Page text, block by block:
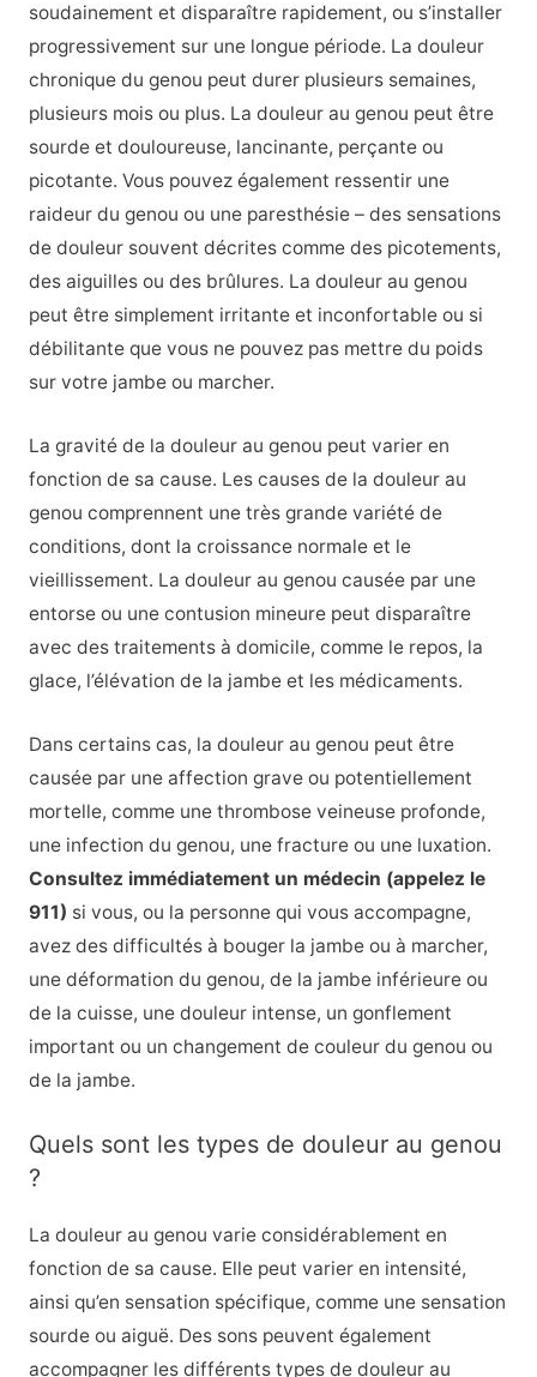
soudainement et disparaître rapidement, ou s’installer
progressivement sur une longue période. La douleur
chronique du genou peut durer plusieurs semaines,
plusieurs mois ou plus. La douleur au genou peut être
sourde et douloureuse, lancinante, perçante ou
picotante. Vous pouvez également ressentir une
raideur du genou ou une paresthésie – des sensations
de douleur souvent décrites comme des picotements,
des aiguilles ou des brûlures. La douleur au genou
peut être simplement irritante et inconfortable ou si
débilitante que vous ne pouvez pas mettre du poids
sur votre jambe ou marcher.
La gravité de la douleur au genou peut varier en
fonction de sa cause. Les causes de la douleur au
genou comprennent une très grande variété de
conditions, dont la croissance normale et le
vieillissement. La douleur au genou causée par une
entorse ou une contusion mineure peut disparaître
avec des traitements à domicile, comme le repos, la
glace, l’élévation de la jambe et les médicaments.
Dans certains cas, la douleur au genou peut être
causée par une affection grave ou potentiellement
mortelle, comme une thrombose veineuse profonde,
une infection du genou, une fracture ou une luxation.
Consultez immédiatement un médecin (appelez le
911) si vous, ou la personne qui vous accompagne,
avez des difficultés à bouger la jambe ou à marcher,
une déformation du genou, de la jambe inférieure ou
de la cuisse, une douleur intense, un gonflement
important ou un changement de couleur du genou ou
de la jambe.
Quels sont les types de douleur au genou
?
La douleur au genou varie considérablement en
fonction de sa cause. Elle peut varier en intensité,
ainsi qu’en sensation spécifique, comme une sensation
sourde ou aiguë. Des sons peuvent également
accompagner les différents types de douleur au